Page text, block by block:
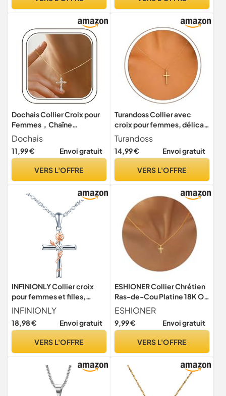
Dochais Collier Croix pour
Femmes，Chaîne
Argent/Or Femmes pour
Dames, Collier Croix en Oro
avec Pendentif Argent/Or
Cadeau
Dochais
11,99 € Envoi gratuit
VERS L'OFFRE
Turandoss Collier avec
croix pour femmes, délicat
14 ct or/or blanc plaqué
croix, cadeaux chrétiens
pour femmes, 18 tum + 2,5
Turandoss
14,99 € Envoi gratuit
VERS L'OFFRE
INFINIONLY Collier croix
pour femmes et filles,
Collier en argent 925,
Pendentif croix en argent
entrelacées de fleurs en or
galvanoplastie couleur,
INFINIONLY
18,98 € Envoi gratuit
VERS L'OFFRE
ESHIONER Collier Chrétien
Ras-de-Cou Platine 18K Or
Croix Pendentif Chaîne
Latérale Catholique pour
Femme - Bijoux Religion
ESHIONER
9,99 € Envoi gratuit
VERS L'OFFRE